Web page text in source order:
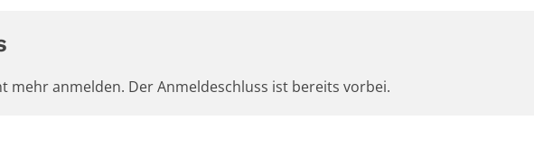
mehr anmelden. Der Anmeldeschluss ist bereits vorbei.